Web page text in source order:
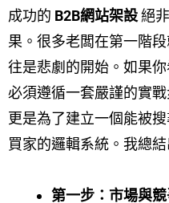
成功的 B2B網站架設絕
果。很多老闆在第一階
往是悲劇的開始。如果
必須遵循一套嚴謹的實
更是為了建立一個能被
買家的邏輯系統。我總
第一步：市場與競